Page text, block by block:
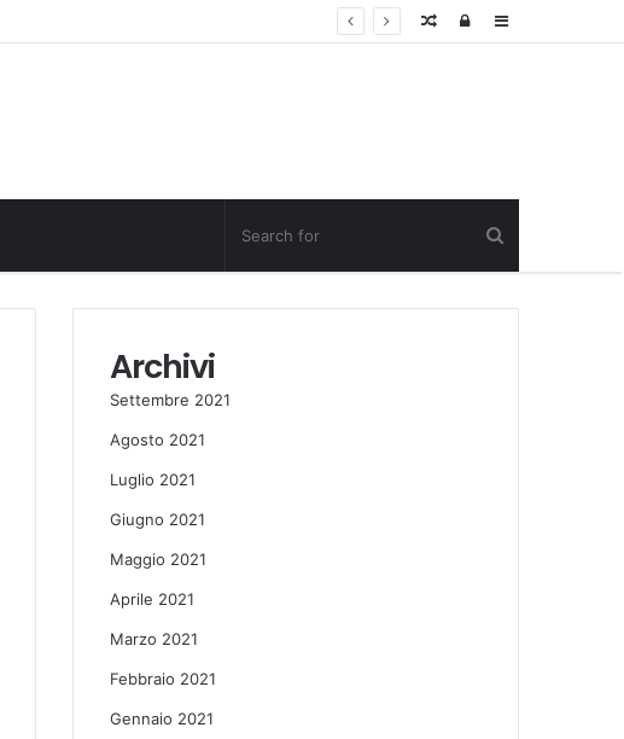
Sidebar
Log
Random
Archivi
Settembre 2021
Agosto 2021
Luglio 2021
Giugno 2021
Maggio 2021
Aprile 2021
Marzo 2021
Febbraio 2021
Gennaio 2021